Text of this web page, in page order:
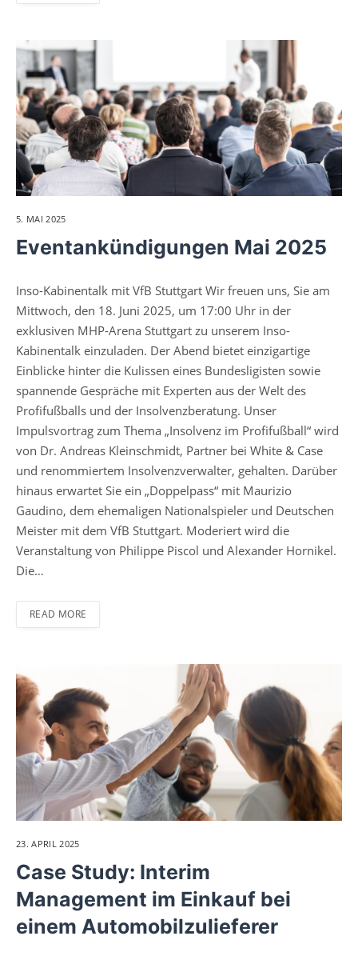
5. MAI 2025
Eventankündigungen Mai 2025
Inso-Kabinentalk mit VfB Stuttgart Wir freuen uns, Sie am
Mittwoch, den 18. Juni 2025, um 17:00 Uhr in der
exklusiven MHP-Arena Stuttgart zu unserem Inso-
Kabinentalk einzuladen. Der Abend bietet einzigartige
Einblicke hinter die Kulissen eines Bundesligisten sowie
spannende Gespräche mit Experten aus der Welt des
Profifußballs und der Insolvenzberatung. Unser
Impulsvortrag zum Thema „Insolvenz im Profifußball“ wird
von Dr. Andreas Kleinschmidt, Partner bei White & Case
und renommiertem Insolvenzverwalter, gehalten. Darüber
hinaus erwartet Sie ein „Doppelpass“ mit Maurizio
Gaudino, dem ehemaligen Nationalspieler und Deutschen
Meister mit dem VfB Stuttgart. Moderiert wird die
Veranstaltung von Philippe Piscol und Alexander Hornikel.
Die…
READ MORE
23. APRIL 2025
Case Study: Interim
Management im Einkauf bei
einem Automobilzulieferer